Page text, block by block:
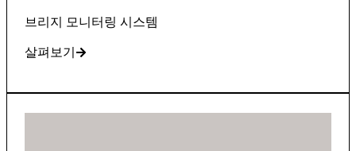
브리지 모니터링 시스템
살펴보기